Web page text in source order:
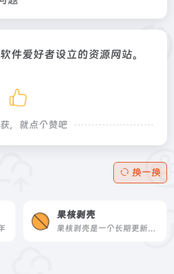
件爱好者设立的资源网站。
，就点个赞吧
换一换
果核剥壳
果核剥壳是一个长期更新的综合科技网站，提供绿色软件、系统工具、效率应用与科技资讯，坚持分享真正有用、有价值的资源与观点。